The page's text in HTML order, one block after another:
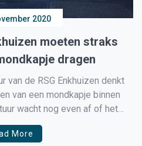
2020
moeten straks
dragen
van de RSG Enkhuizen denkt
van een mondkapje binnen
wacht nog even af of het
wetgeving gaat komen,
het dragen van een
More